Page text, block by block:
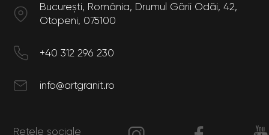
București, România, Drumul Gării Odăi, 42,
Otopeni, 075100
+40 312 296 230
info@artgranit.ro
Rețele sociale